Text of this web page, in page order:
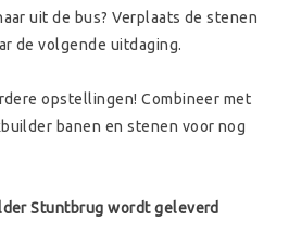
uit de bus? Verplaats de stenen
de volgende uitdaging.
opstellingen! Combineer met
banen en stenen voor nog
Stuntbrug wordt geleverd